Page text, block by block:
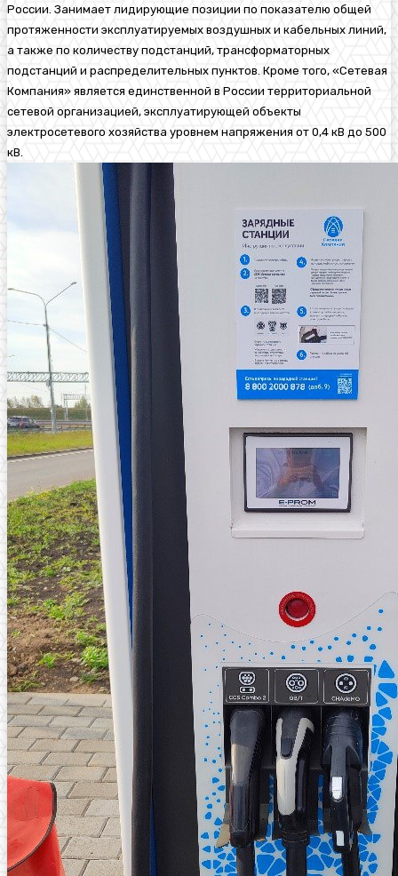
России. Занимает лидирующие позиции по показателю общей
протяженности эксплуатируемых воздушных и кабельных линий,
а также по количеству подстанций, трансформаторных
подстанций и распределительных пунктов. Кроме того, «Сетевая
Компания» является единственной в России территориальной
сетевой организацией, эксплуатирующей объекты
электросетевого хозяйства уровнем напряжения от 0,4 кВ до 500
кВ.